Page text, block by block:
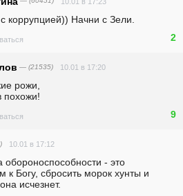
коррупцией)) Начни с Зели.
2
— (21535) 10.01 в 17:20
рожи,
похожи!
9
10.01 в 17:12
обороноспособности - это
к Богу, сбросить морок хунты и
исчезнет.